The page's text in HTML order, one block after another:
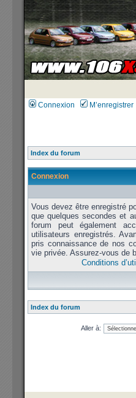
Connexion M’enregistrer
Index du forum
Connexion
Vous devez être enregistré
que quelques secondes et
forum peut également
utilisateurs enregistrés.
pris connaissance de nos
vie privée. Assurez-vous de
Conditions
Index du forum
Aller à: